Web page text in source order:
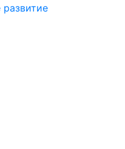
развитие